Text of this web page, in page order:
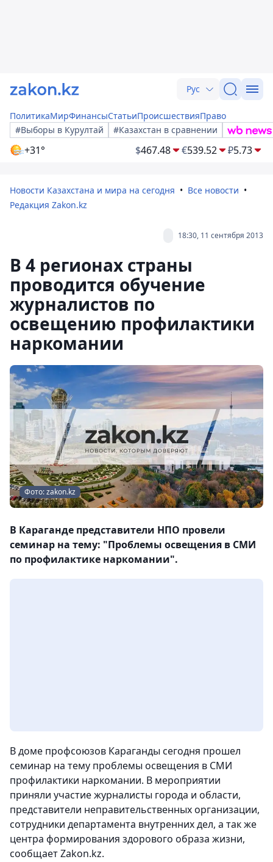
Рус
ПолитикаМирФинансыСтатьиПроисшествияПраво
#Выборы в Курултай
#Казахстан в сравнении
+31° $467.48 €539.52 ₽5.73
Новости Казахстана и мира на сегодня
Все новости
Редакция Zakon.kz
18:30, 11 сентября 2013
В 4 регионах страны
проводится обучение
журналистов по
освещению профилактики
наркомании
Фото: zakon.kz
В Караганде представители НПО провели
семинар на тему: "Проблемы освещения в СМИ
по профилактике наркомании".
В доме профсоюзов Караганды сегодня прошел
семинар на тему проблемы освещения в СМИ
профилактики наркомании. В мероприятии
приняли участие журналисты города и области,
представители неправительственных организации,
сотрудники департамента внутренних дел, а так же
центра формирования здорового образа жизни,
сообщает Zakon.kz.